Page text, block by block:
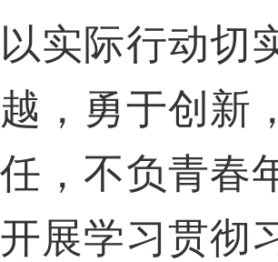
以实际行动切
越，勇于创新
任，不负青春
开展学习贯彻